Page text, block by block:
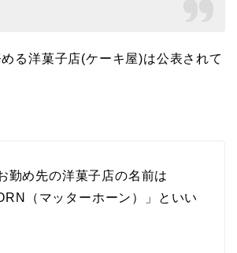
る洋菓子店(ケーキ屋)は公表されて
勤め先の洋菓子店の名前は
（マッターホーン）」といい